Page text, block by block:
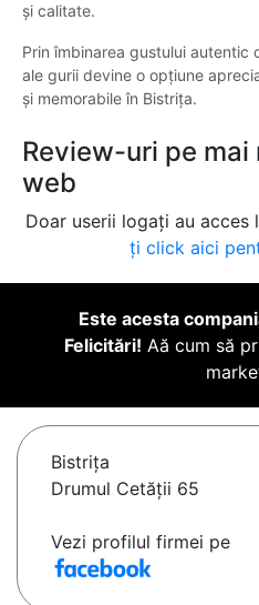
și calitate.
Prin îmbinarea gustului autentic
ale gurii devine o opțiune
și memorabile în Bistrița.
Review-uri pe
web
Doar userii logați au acces
ți click aici
Este acesta
Felicitări! Aă cum să
Bistriţa
Drumul Cetății 65
Vezi profilul firmei pe